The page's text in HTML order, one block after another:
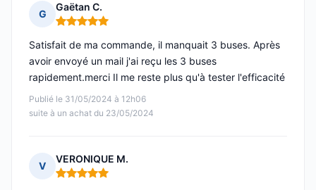
G
Gaëtan C.
Note : 5 sur 5
Publié le 31/05/2024 à 12h06
suite à un achat du 23/05/2024
Satisfait de ma commande, il manquait 3 buses. Après
avoir envoyé un mail j'ai reçu les 3 buses
rapidement.merci Il me reste plus qu'à tester l'efficacité
V
VERONIQUE M.
Note : 5 sur 5